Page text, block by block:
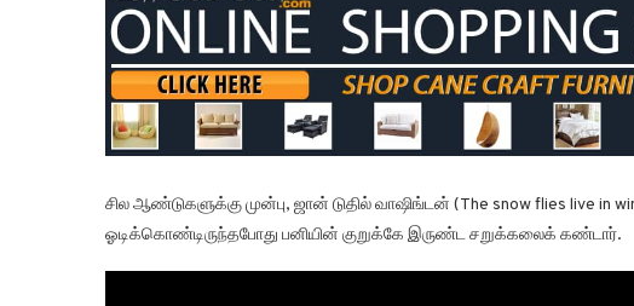
சில ஆண்டுகளுக்கு முன்பு, ஜான் டுதில் வாஷிங்டன் (The snow flies live in
ஓடிக்கொண்டிருந்தபோது பனியின் குறுக்கே இருண்ட சறுக்கலைக் கண்டார்.